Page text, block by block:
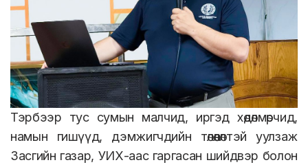
Тэрбээр тус сумын малчид, иргэд хөдөлмөрчид,
намын гишүүд, дэмжигчдийн төлөөлөлтэй уулзаж
Засгийн газар, УИХ-аас гаргасан шийдвэр болон